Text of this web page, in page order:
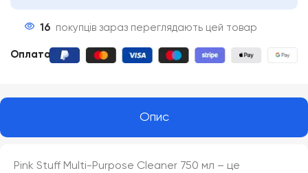
16 покупців зараз переглядають цей товар
Оплата
Опис
Pink Stuff Multi-Purpose Cleaner 750 мл – це